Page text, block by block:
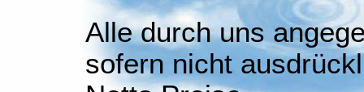
Alle durch uns
sofern nicht